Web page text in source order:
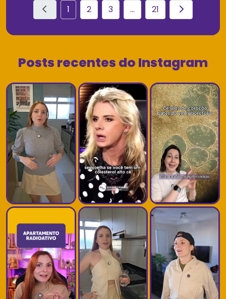
1 2 3 ... 21
Posts recentes do Instagram